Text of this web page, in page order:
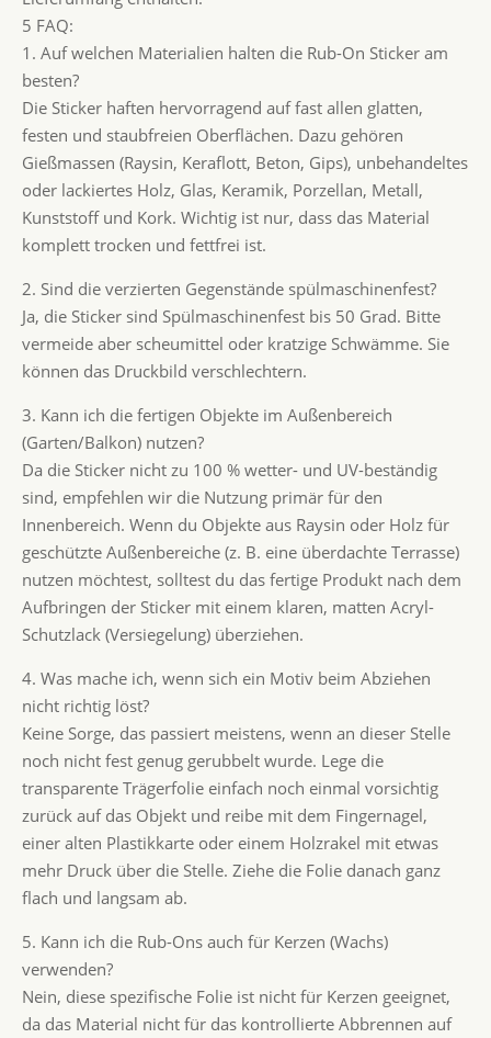
5 FAQ:
1. Auf welchen Materialien halten die Rub-On Sticker am
besten?
Die Sticker haften hervorragend auf fast allen glatten,
festen und staubfreien Oberflächen. Dazu gehören
Gießmassen (Raysin, Keraflott, Beton, Gips), unbehandeltes
oder lackiertes Holz, Glas, Keramik, Porzellan, Metall,
Kunststoff und Kork. Wichtig ist nur, dass das Material
komplett trocken und fettfrei ist.
2. Sind die verzierten Gegenstände spülmaschinenfest?
Ja, die Sticker sind Spülmaschinenfest bis 50 Grad. Bitte
vermeide aber scheumittel oder kratzige Schwämme. Sie
können das Druckbild verschlechtern.
3. Kann ich die fertigen Objekte im Außenbereich
(Garten/Balkon) nutzen?
Da die Sticker nicht zu 100 % wetter- und UV-beständig
sind, empfehlen wir die Nutzung primär für den
Innenbereich. Wenn du Objekte aus Raysin oder Holz für
geschützte Außenbereiche (z. B. eine überdachte Terrasse)
nutzen möchtest, solltest du das fertige Produkt nach dem
Aufbringen der Sticker mit einem klaren, matten Acryl-
Schutzlack (Versiegelung) überziehen.
4. Was mache ich, wenn sich ein Motiv beim Abziehen
nicht richtig löst?
Keine Sorge, das passiert meistens, wenn an dieser Stelle
noch nicht fest genug gerubbelt wurde. Lege die
transparente Trägerfolie einfach noch einmal vorsichtig
zurück auf das Objekt und reibe mit dem Fingernagel,
einer alten Plastikkarte oder einem Holzrakel mit etwas
mehr Druck über die Stelle. Ziehe die Folie danach ganz
flach und langsam ab.
5. Kann ich die Rub-Ons auch für Kerzen (Wachs)
verwenden?
Nein, diese spezifische Folie ist nicht für Kerzen geeignet,
da das Material nicht für das kontrollierte Abbrennen auf